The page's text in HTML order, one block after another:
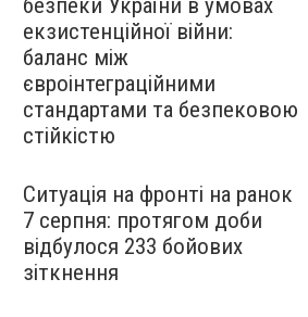
безпеки України в умовах
екзистенційної війни:
баланс між
євроінтеграційними
стандартами та безпековою
стійкістю
Ситуація на фронті на ранок
7 серпня: протягом доби
відбулося 233 бойових
зіткнення